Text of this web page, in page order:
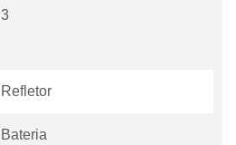
3
Refletor
Bateria